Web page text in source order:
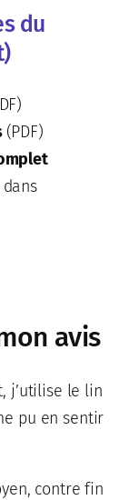
du
(PDF)
avis
j’utilise le lin
pu en sentir
contre fin